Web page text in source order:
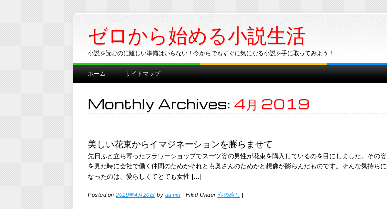
ゼロから始める小説生活
小説を読むのに難しい準備はいらない！今からでもすぐに気になる小説を手に取ってみよう！
Main menu
Skip
ホーム サイトマップ
Monthly Archives: 4月 2019
美しい花束からイマジネーションを膨らませて
先日ふと立ち寄ったフラワーショップでスーツ姿の男性が花束を購入しているのを目にしました。その姿
を見た時に会社で働く仲間のためかそれとも奥さんのためかと想像が膨らんだものです。そんな気持ちに
なったのは、愛らしくてとても女性 […]
Posted on2019年4月20日 by admin | Filed Under心の癒し |